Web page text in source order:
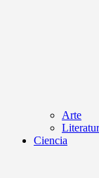
Arte
Ciencia